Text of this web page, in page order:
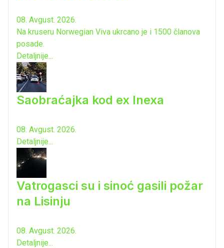
08. Avgust. 2026.
Na kruseru Norwegian Viva ukrcano je i 1500 članova
posade.
Detaljnije...
Saobraćajka kod ex Inexa
08. Avgust. 2026.
Detaljnije...
Vatrogasci su i sinoć gasili požar
na Lisinju
08. Avgust. 2026.
Detaljnije...